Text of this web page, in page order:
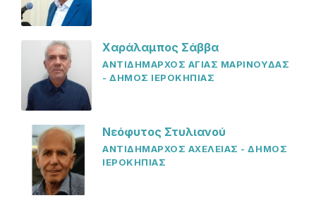
Χαράλαμπος Σάββα
ΑΝΤΙΔΗΜΑΡΧΟΣ ΑΓΙΑΣ ΜΑΡΙΝΟΥΔΑΣ
- ΔΗΜΟΣ ΙΕΡΟΚΗΠΙΑΣ
Νεόφυτος Στυλιανού
ΑΝΤΙΔΗΜΑΡΧΟΣ ΑΧΕΛΕΙΑΣ - ΔΗΜΟΣ
ΙΕΡΟΚΗΠΙΑΣ